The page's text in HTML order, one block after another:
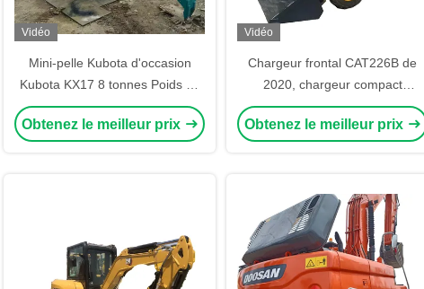
Vidéo
Mini-pelle Kubota d'occasion
Kubota KX17 8 tonnes Poids en
service Moteur
Obtenez le meilleur prix
Vidéo
Chargeur frontal CAT226B de
2020, chargeur compact
d'occasion, exploitation agricole,
charge nominale de 2 tonnes,
Obtenez le meilleur prix